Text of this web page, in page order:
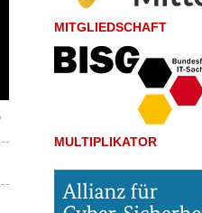
MITGLIEDSCHAFT
MULTIPLIKATOR